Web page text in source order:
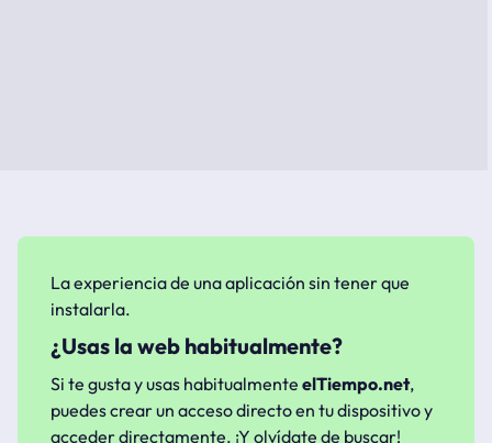
La experiencia de una aplicación sin tener que
instalarla.
¿Usas la web habitualmente?
Si te gusta y usas habitualmente elTiempo.net,
puedes crear un acceso directo en tu dispositivo y
acceder directamente. ¡Y olvídate de buscar!